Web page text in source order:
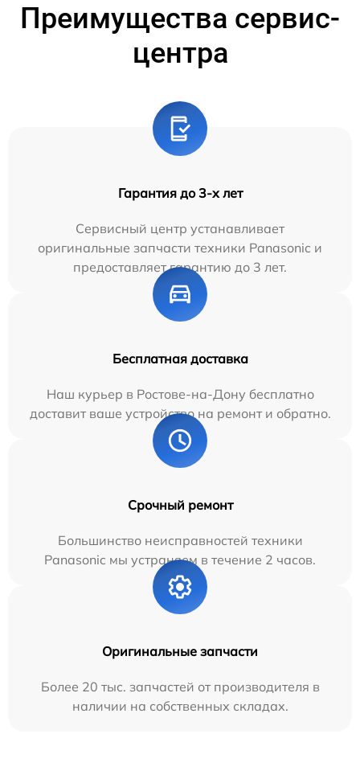
Преимущества сервис-
центра
Гарантия до 3-х лет
Сервисный центр устанавливает
оригинальные запчасти техники Panasonic и
предоставляет гарантию до 3 лет.
Бесплатная доставка
Наш курьер в Ростове-на-Дону бесплатно
доставит ваше устройство на ремонт и обратно.
Срочный ремонт
Большинство неисправностей техники
Panasonic мы устраняем в течение 2 часов.
Оригинальные запчасти
Более 20 тыс. запчастей от производителя в
наличии на собственных складах.